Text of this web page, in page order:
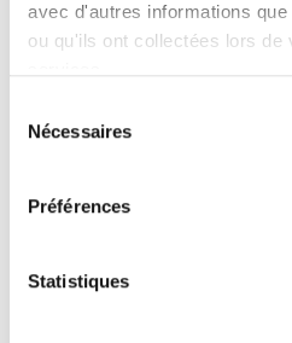
avec d'autres informations
ou qu'ils ont collectées lors de
Nécessaires
Préférences
Statistiques
PLAN
Manu Robles-Arangiz
Corderliers karrika 20 -
Contact